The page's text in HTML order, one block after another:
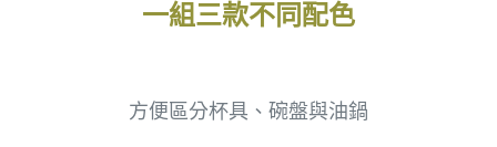
一組三款不同配色
方便區分杯具、碗盤與油鍋